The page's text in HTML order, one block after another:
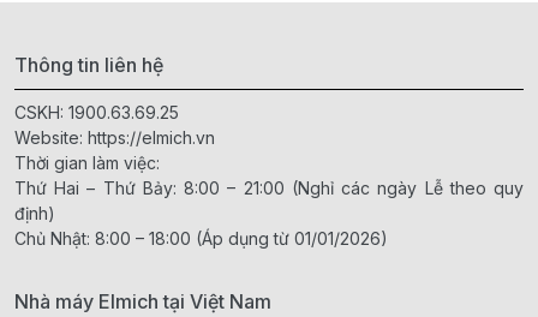
Thông tin liên hệ
CSKH: 1900.63.69.25
Website: https://elmich.vn
Thời gian làm việc:
Thứ Hai – Thứ Bảy: 8:00 – 21:00 (Nghỉ các ngày Lễ theo quy
định)
Chủ Nhật: 8:00 – 18:00 (Áp dụng từ 01/01/2026)
Nhà máy Elmich tại Việt Nam